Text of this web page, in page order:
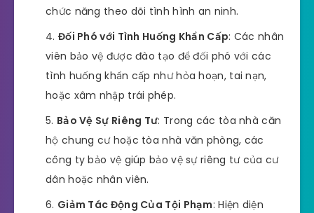
chức năng theo dõi tình hình an ninh.
Đối Phó với Tình Huống Khẩn Cấp: Các nhân
viên bảo vệ được đào tạo để đối phó với các
tình huống khẩn cấp như hỏa hoạn, tai nạn,
hoặc xâm nhập trái phép.
Bảo Vệ Sự Riêng Tư: Trong các tòa nhà căn
hộ chung cư hoặc tòa nhà văn phòng, các
công ty bảo vệ giúp bảo vệ sự riêng tư của cư
dân hoặc nhân viên.
Giảm Tác Động Của Tội Phạm: Hiện diện